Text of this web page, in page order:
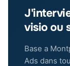
visio ou
Base a
Ads dans